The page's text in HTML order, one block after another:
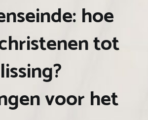
hoe
tot
voor het